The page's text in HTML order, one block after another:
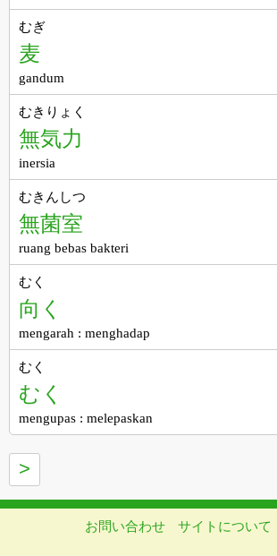
むぎ
麦
gandum
むきりょく
無気力
inersia
むきんしつ
無菌室
ruang bebas bakteri
むく
向く
mengarah : menghadap
むく
むく
mengupas : melepaskan
>
お問い合わせ サイトについて